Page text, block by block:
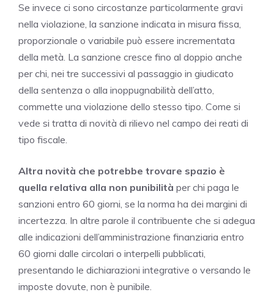
Se invece ci sono circostanze particolarmente gravi
nella violazione, la sanzione indicata in misura fissa,
proporzionale o variabile può essere incrementata
della metà. La sanzione cresce fino al doppio anche
per chi, nei tre successivi al passaggio in giudicato
della sentenza o alla inoppugnabilità dell’atto,
commette una violazione dello stesso tipo. Come si
vede si tratta di novità di rilievo nel campo dei reati di
tipo fiscale.
Altra novità che potrebbe trovare spazio è
quella relativa alla non punibilità per chi paga le
sanzioni entro 60 giorni, se la norma ha dei margini di
incertezza. In altre parole il contribuente che si adegua
alle indicazioni dell’amministrazione finanziaria entro
60 giorni dalle circolari o interpelli pubblicati,
presentando le dichiarazioni integrative o versando le
imposte dovute, non è punibile.